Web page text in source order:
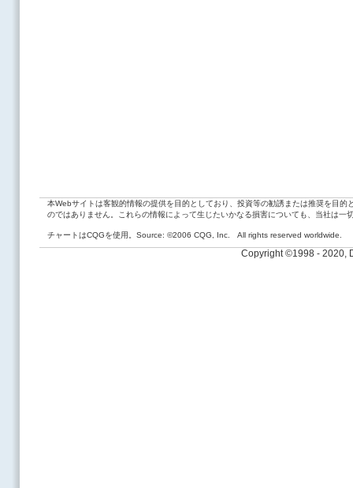
本Webサイトは客観的情報の提供を目的としており、投資等の勧誘または推奨を目
のではありません。これらの情報によって生じたいかなる損害についても、当社は一
チャートはCQGを使用。Source: ©2006 CQG, Inc. All rights reserved worldwide.
Copyright ©1998 - 2020,